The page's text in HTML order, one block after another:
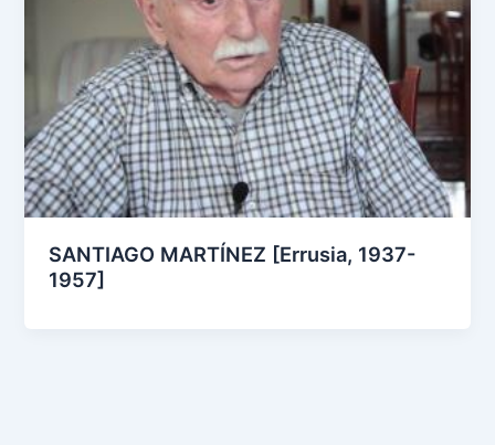
SANTIAGO MARTÍNEZ [Errusia, 1937-
1957]